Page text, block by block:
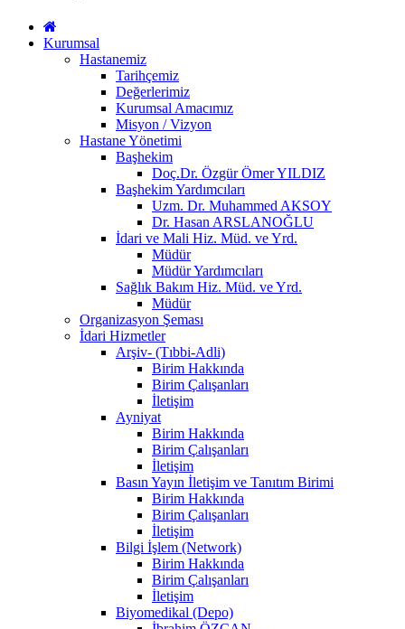
Kurumsal
Hastanemiz
Tarihçemiz
Değerlerimiz
Kurumsal Amacımız
Misyon / Vizyon
Hastane Yönetimi
Başhekim
Doç.Dr. Özgür Ömer YILDIZ
Başhekim Yardımcıları
Uzm. Dr. Muhammed AKSOY
Dr. Hasan ARSLANOĞLU
İdari ve Mali Hiz. Müd. ve Yrd.
Müdür
Müdür Yardımcıları
Sağlık Bakım Hiz. Müd. ve Yrd.
Müdür
Organizasyon Şeması
İdari Hizmetler
Arşiv- (Tıbbi-Adli)
Birim Hakkında
Birim Çalışanları
İletişim
Ayniyat
Birim Hakkında
Birim Çalışanları
İletişim
Basın Yayın İletişim ve Tanıtım Birimi
Birim Hakkında
Birim Çalışanları
İletişim
Bilgi İşlem (Network)
Birim Hakkında
Birim Çalışanları
İletişim
Biyomedikal (Depo)